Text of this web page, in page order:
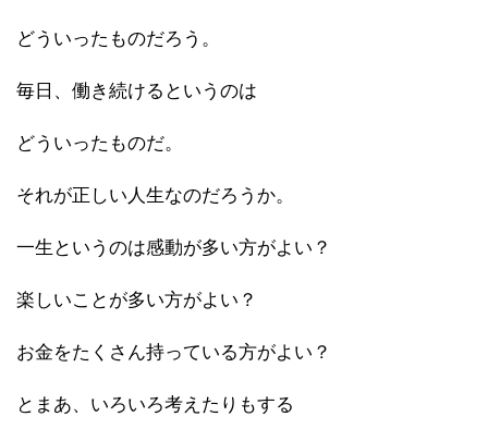
どういったものだろう。
毎日、働き続けるというのは
どういったものだ。
それが正しい人生なのだろうか。
一生というのは感動が多い方がよい？
楽しいことが多い方がよい？
お金をたくさん持っている方がよい？
とまあ、いろいろ考えたりもする